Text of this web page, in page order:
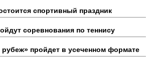
спортивный праздник
соревнования по теннису
пройдет в усеченном формате